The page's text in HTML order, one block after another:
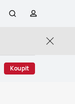
Close
Koupit